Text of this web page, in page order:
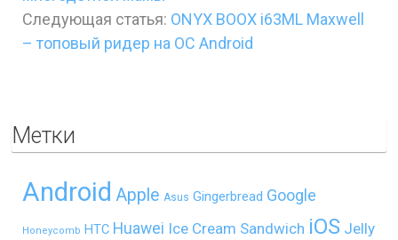
Следующая статья: ONYX BOOX i63ML Maxwell
– топовый ридер на ОС Android
Метки
Android Apple Asus Gingerbread Google
Honeycomb HTC Huawei Ice Cream Sandwich iOS Jelly